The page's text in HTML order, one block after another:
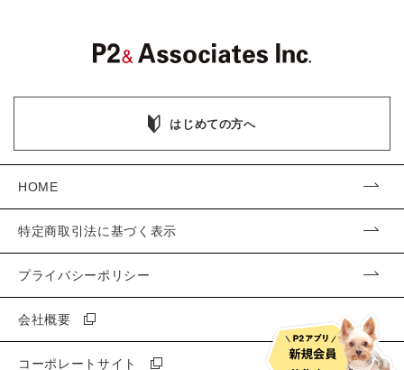
はじめての方へ
HOME
特定商取引法に基づく表示
プライバシーポリシー
会社概要
コーポレートサイト